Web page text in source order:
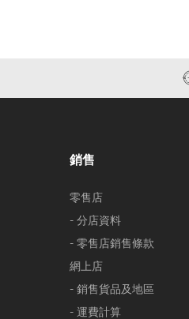
銷售
零售店
- 分店資料
- 零售店銷售條款
網上店
- 銷售貨品及地區
- 運費計算